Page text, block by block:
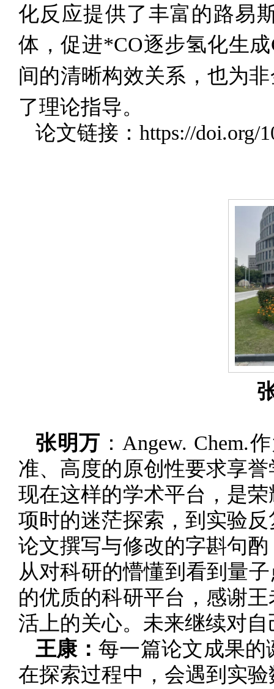
化反应提供了丰富的路易
体，促进*CO逐步氢化生
间的清晰构效关系，也为
了理论指导。
论文链接：https://doi.org/
张明万 ：Angew.
准、高度的原创性要求享
现在这样的学术平台，是
项时的迷茫探索，到实验
论文撰写与修改的字斟句
从对科研的懵懂到看到量
的优质的科研平台，感谢
活上的关心。未来继续对
王康： 每一篇论文成果
在探索过程中，会遇到实